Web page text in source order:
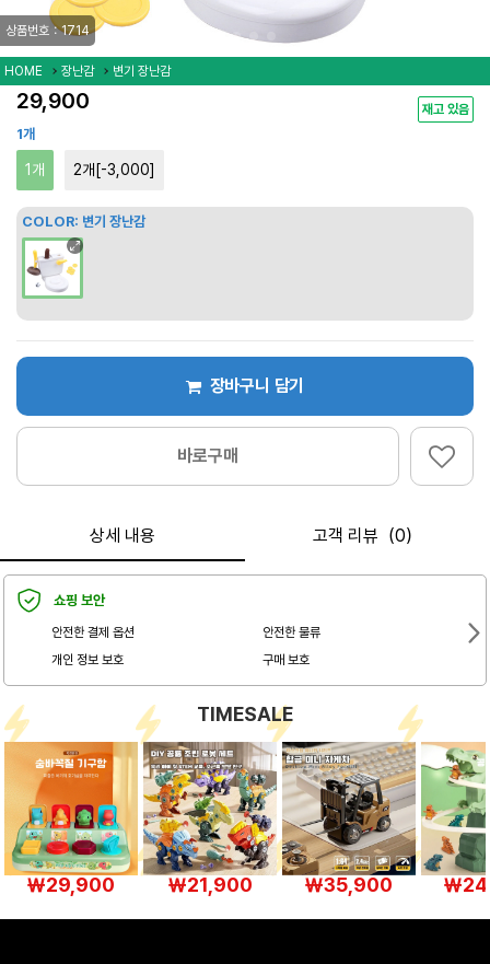
상품번호：1714
HOME 장난감 변기 장난감
29,900 재고 있음
1개
1개 2개[-3,000]
COLOR: 변기 장난감
장바구니 담기
바로구매
상세 내용 고객 리뷰（0）
쇼핑 보안
안전한 결제 옵션
안전한 물류
개인 정보 보호
구매 보호
TIMESALE
￦29,900 ￦21,900 ￦35,900 ￦